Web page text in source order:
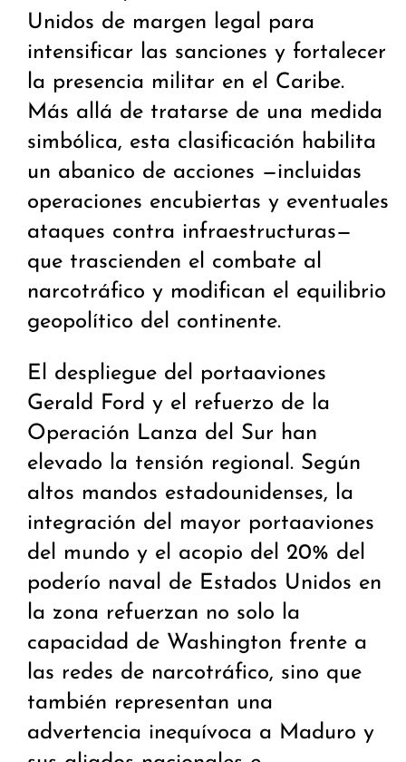
Unidos de margen legal para
intensificar las sanciones y fortalecer
la presencia militar en el Caribe.
Más allá de tratarse de una medida
simbólica, esta clasificación habilita
un abanico de acciones —incluidas
operaciones encubiertas y eventuales
ataques contra infraestructuras—
que trascienden el combate al
narcotráfico y modifican el equilibrio
geopolítico del continente.
El despliegue del portaaviones
Gerald Ford y el refuerzo de la
Operación Lanza del Sur han
elevado la tensión regional. Según
altos mandos estadounidenses, la
integración del mayor portaaviones
del mundo y el acopio del 20% del
poderío naval de Estados Unidos en
la zona refuerzan no solo la
capacidad de Washington frente a
las redes de narcotráfico, sino que
también representan una
advertencia inequívoca a Maduro y